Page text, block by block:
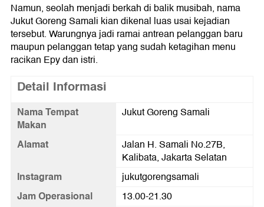
Namun, seolah menjadi berkah di balik musibah, nama
Jukut Goreng Samali kian dikenal luas usai kejadian
tersebut. Warungnya jadi ramai antrean pelanggan baru
maupun pelanggan tetap yang sudah ketagihan menu
racikan Epy dan istri.
Detail Informasi
Nama Tempat
Makan
Jukut Goreng Samali
Alamat
Jalan H. Samali No.27B,
Kalibata, Jakarta Selatan
Instagram jukutgorengsamali
Jam Operasional 13.00-21.30